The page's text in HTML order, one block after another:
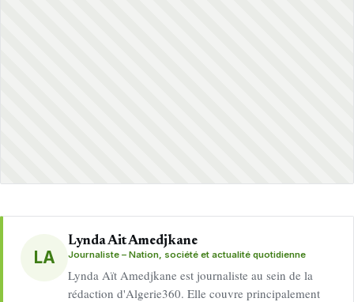
LA
Lynda Ait Amedjkane
Journaliste – Nation, société et actualité quotidienne
Lynda Aït Amedjkane est journaliste au sein de la
rédaction d'Algerie360. Elle couvre principalement